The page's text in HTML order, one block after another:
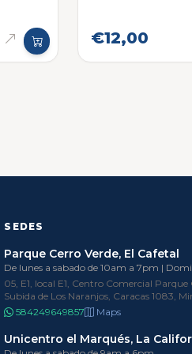
€12,00
SEDES
Parque Cerro Verde, El Cafetal
De lunes a sabado de 10am a 7pm |
05, E1, local E1, Centro Comercial Parque
Subida de Los Naranjos, Caracas 1083,
584249649857
Maps
Unicentro el Marqués, La